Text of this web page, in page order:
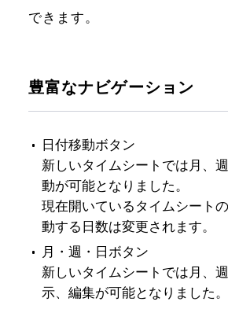
できます。
豊富なナビゲーション
日付移動ボタン
新しいタイムシートでは月、
動が可能となりました。
現在開いているタイムシート
動する日数は変更されます。
月・週・日ボタン
新しいタイムシートでは月、
示、編集が可能となりました。